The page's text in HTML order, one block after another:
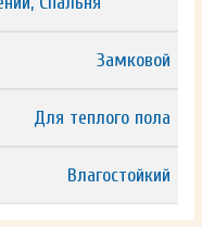
Замковой
Для теплого пола
Влагостойкий